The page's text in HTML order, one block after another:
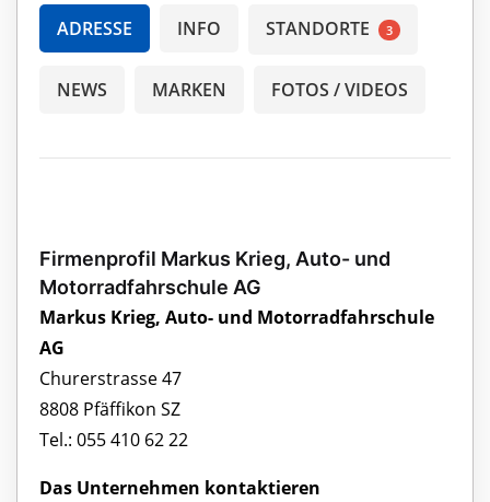
ADRESSE INFO STANDORTE 3
NEWS MARKEN FOTOS / VIDEOS
Firmenprofil Markus Krieg, Auto- und
Motorradfahrschule AG
Markus Krieg, Auto- und Motorradfahrschule
AG
Churerstrasse 47
8808 Pfäffikon SZ
Tel.: 055 410 62 22
Das Unternehmen kontaktieren